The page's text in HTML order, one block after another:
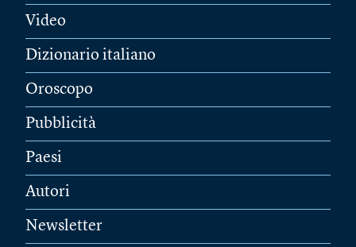
Video
Dizionario italiano
Oroscopo
Pubblicità
Paesi
Autori
Newsletter